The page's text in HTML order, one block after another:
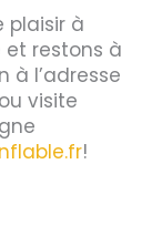
plaisir à
restons à
à l’adresse
ou visite
!